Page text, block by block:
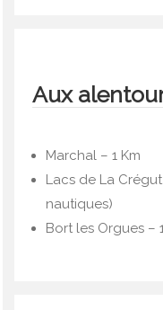
Aux
Marchal – 1 Km
Lacs de La
nautiques)
Bort les Orgues –